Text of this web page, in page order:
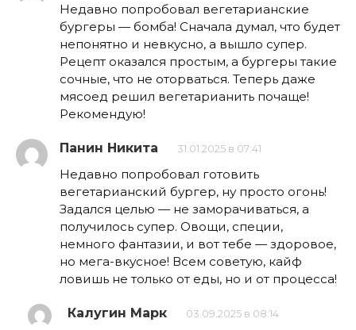
Недавно попробовал вегетарианские
бургеры — бомба! Сначала думал, что будет
непонятно и невкусно, а вышло супер.
Рецепт оказался простым, а бургеры такие
сочные, что не оторваться. Теперь даже
мясоед решил вегетарианить почаще!
Рекомендую!
Панин Никита 31.01.2025 в 07:41
Недавно попробовал готовить
вегетарианский бургер, ну просто огонь!
Задался целью — не заморачиваться, а
получилось супер. Овощи, специи,
немного фантазии, и вот тебе — здоровое,
но мега-вкусное! Всем советую, кайф
ловишь не только от еды, но и от процесса!
Калугин Марк 03.09.2025 в 08:14